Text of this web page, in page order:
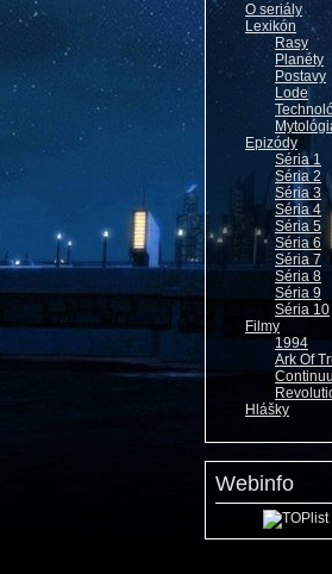
O seriály
Lexikón
Rasy
Planéty
Postavy
Lode
Epizódy
Séria 1
Séria 2
Séria 3
Séria 4
Séria 5
Séria 6
Séria 7
Séria 8
Séria 9
Séria 10
Filmy
1994
Ark Of
Hlášky
Webinfo